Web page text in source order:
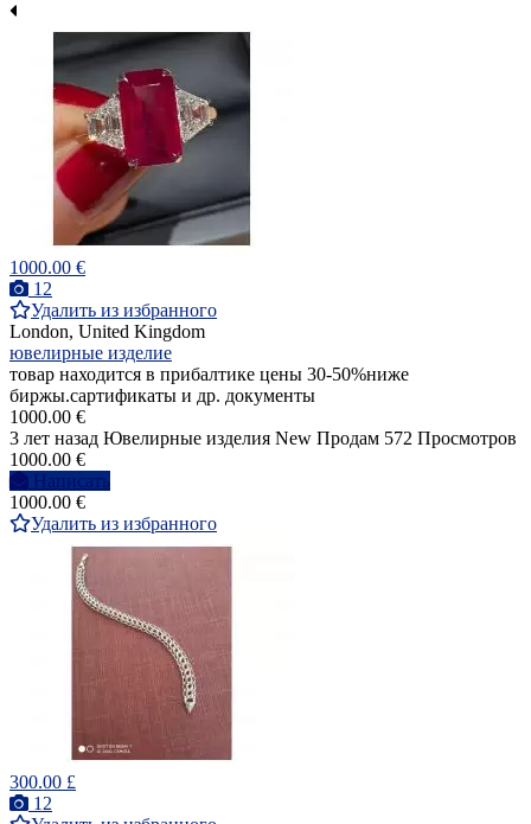
1000.00 €
12
Удалить из избранного
London, United Kingdom
ювелирные изделие
товар находится в прибалтике цены 30-50%ниже
биржы.сартификаты и др. документы
1000.00 €
3 лет назад Ювелирные изделия New Продам 572 Просмотров
1000.00 €
Написать
1000.00 €
Удалить из избранного
300.00 £
12